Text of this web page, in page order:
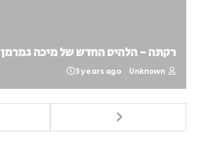
רקתה - הלהיט החדש של מיכה גמרמן
Unknown
3 years ago